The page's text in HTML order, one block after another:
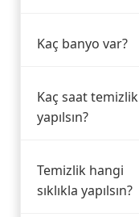
Kaç banyo var?
Kaç saat temizlik
yapılsın?
Temizlik hangi
sıklıkla yapılsın?